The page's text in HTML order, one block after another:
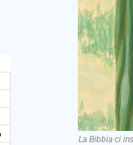
La Bibbia ci